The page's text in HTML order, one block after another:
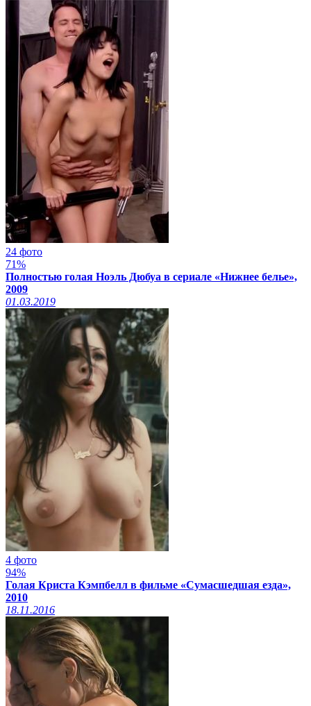
24 фото
71%
Полностью голая Ноэль Дюбуа в сериале «Нижнее белье»,
2009
01.03.2019
4 фото
94%
Голая Криста Кэмпбелл в фильме «Сумасшедшая езда»,
2010
18.11.2016